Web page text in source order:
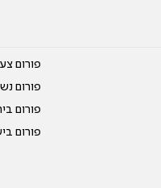
פורום
פורום
פורום
פורום